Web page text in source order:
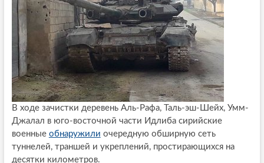
В ходе зачистки деревень Аль-Рафа, Таль-эш-Шейх, Умм-
Джалал в юго-восточной части Идлиба сирийские
военные обнаружили очередную обширную сеть
туннелей, траншей и укреплений, простирающихся на
десятки километров.